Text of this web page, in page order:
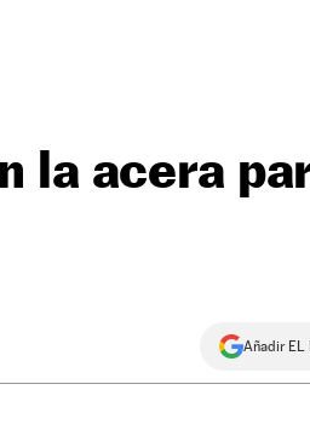
la acera
Añadir EL